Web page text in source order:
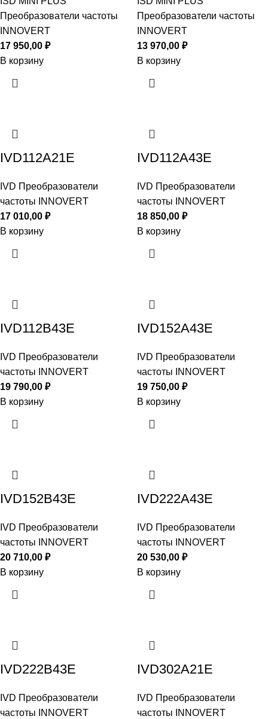
Преобразователи частоты
INNOVERT
17 950,00 ₽
В корзину
Преобразователи частоты
INNOVERT
13 970,00 ₽
В корзину
IVD112A21E
IVD Преобразователи
частоты INNOVERT
17 010,00 ₽
В корзину
IVD112A43E
IVD Преобразователи
частоты INNOVERT
18 850,00 ₽
В корзину
IVD112B43E
IVD Преобразователи
частоты INNOVERT
19 790,00 ₽
В корзину
IVD152A43E
IVD Преобразователи
частоты INNOVERT
19 750,00 ₽
В корзину
IVD152B43E
IVD Преобразователи
частоты INNOVERT
20 710,00 ₽
В корзину
IVD222A43E
IVD Преобразователи
частоты INNOVERT
20 530,00 ₽
В корзину
IVD222B43E
IVD Преобразователи
частоты INNOVERT
IVD302A21E
IVD Преобразователи
частоты INNOVERT